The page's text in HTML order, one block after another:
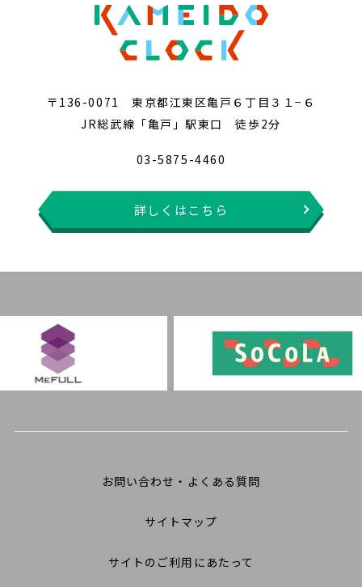
〒136-0071 東京都江東区亀戸６丁目３１−６
JR総武線「亀戸」駅東口 徒歩2分
03-5875-4460
詳しくはこちら
お問い合わせ・よくある質問
サイトマップ
サイトのご利用にあたって